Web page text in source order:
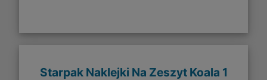
Starpak Naklejki Na Zeszyt Koala 1